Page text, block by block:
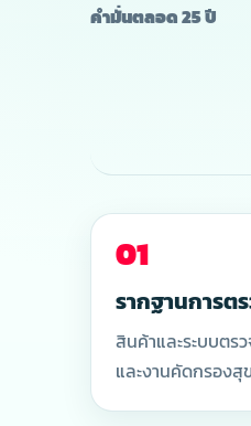
สร้างผลลัพธ์ที่ดีขึ้
25
ประสบการณ์ด้านสุ
คำมั่นตลอด 25 ปี
01
รากฐานการต
สินค้าและระบบตร
และงานคัดกรองสุ